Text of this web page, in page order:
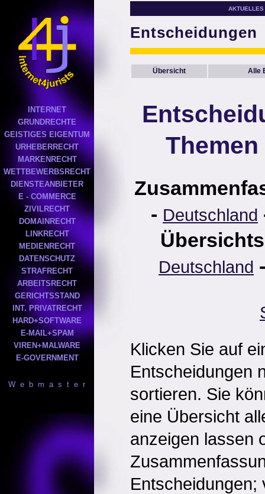
INTERNET
GRUNDRECHTE
GEISTIGES EIGENTUM
URHEBERRECHT
MARKENRECHT
WETTBEWERBSRECHT
DIENSTEANBIETER
E - COMMERCE
ZIVILRECHT
DOMAINRECHT
LINKRECHT
MEDIENRECHT
DATENSCHUTZ
STRAFRECHT
ARBEITSRECHT
GERICHTSSTAND
INT. PRIVATRECHT
HARD+SOFTWARE
E-MAIL+SPAM
VIREN+MALWARE
E-GOVERNMENT
W e b m a s t e r
AKTUELLES
Entscheidungen
Übersicht Alle
- Deutschland
Deutschland
Klicken Sie auf
Entscheidungen
sortieren. Sie
eine Übersicht
anzeigen lassen
Entscheidungen;